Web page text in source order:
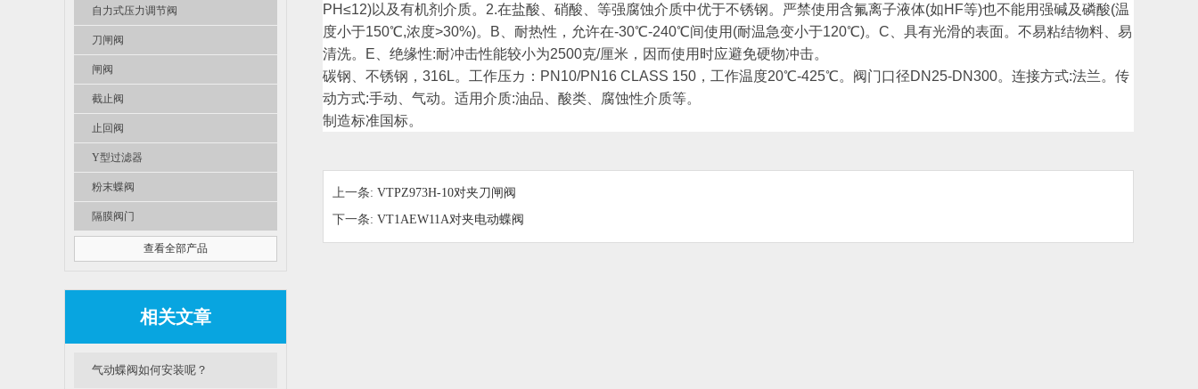
自力式压力调节阀
刀闸阀
闸阀
截止阀
止回阀
Y型过滤器
粉末蝶阀
隔膜阀门
查看全部产品
相关文章
气动蝶阀如何安装呢？
PH≤12)以及有机剂介质。2.在盐酸、硝酸、等强腐蚀介质中优于不锈钢。严禁使用含氟离子液体(如HF等)也不能用强碱及磷酸(温
度小于150℃,浓度>30%)。B、耐热性，允许在-30℃-240℃间使用(耐温急变小于120℃)。C、具有光滑的表面。不易粘结物料、易
清洗。E、绝缘性:耐冲击性能较小为2500克/厘米，因而使用时应避免硬物冲击。
碳钢、不锈钢，316L。工作压カ：PN10/PN16 CLASS 150，工作温度20℃-425℃。阀门口径DN25-DN300。连接方式:法兰。传
动方式:手动、气动。适用介质:油品、酸类、腐蚀性介质等。
制造标准国标。
上一条: VTPZ973H-10对夹刀闸阀
下一条: VT1AEW11A对夹电动蝶阀